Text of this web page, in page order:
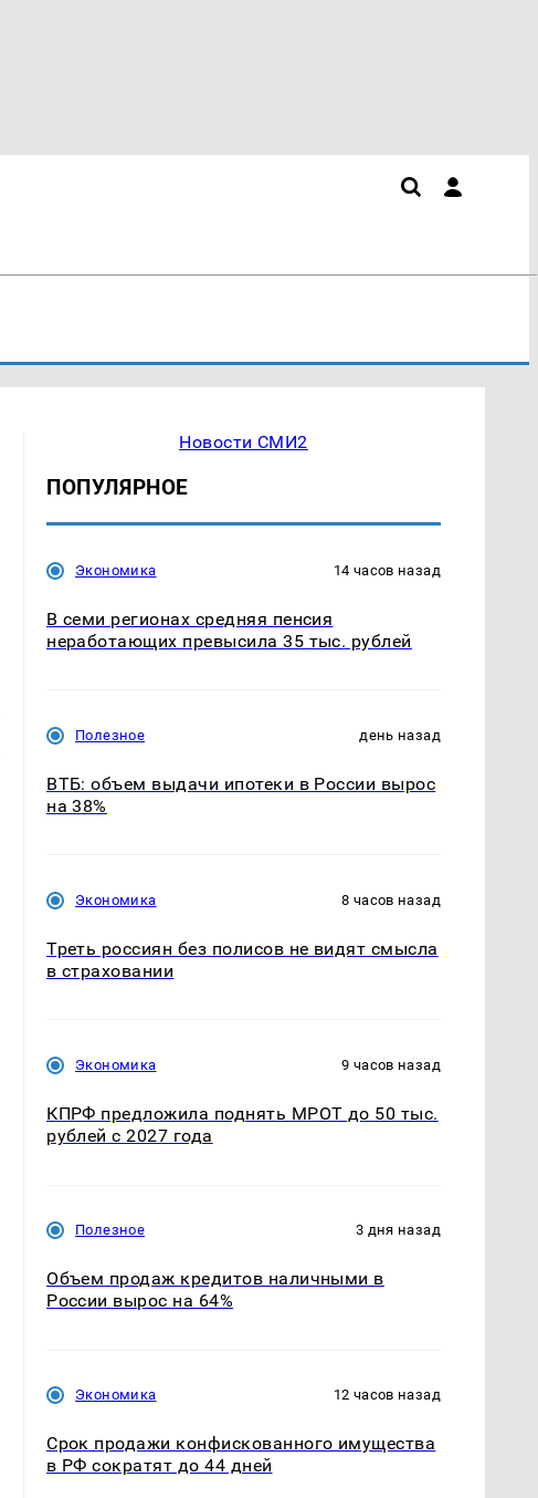
Новости СМИ2
ПОПУЛЯРНОЕ
Экономика 14 часов назад
В семи регионах средняя пенсия
неработающих превысила 35 тыс. рублей
Полезное день назад
ВТБ: объем выдачи ипотеки в России вырос
на 38%
Экономика 8 часов назад
Треть россиян без полисов не видят смысла
в страховании
Экономика 9 часов назад
КПРФ предложила поднять МРОТ до 50 тыс.
рублей с 2027 года
Полезное 3 дня назад
Объем продаж кредитов наличными в
России вырос на 64%
Экономика 12 часов назад
Срок продажи конфискованного имущества
в РФ сократят до 44 дней